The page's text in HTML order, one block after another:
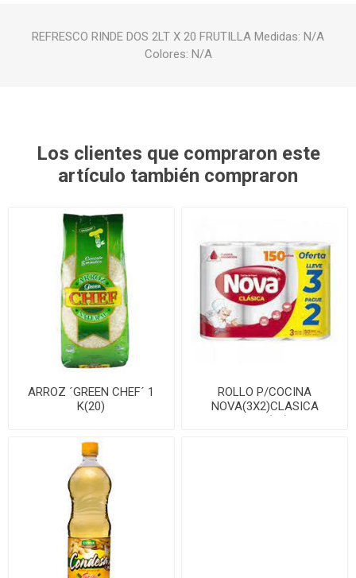
REFRESCO RINDE DOS 2LT X 20 FRUTILLA Medidas: N/A
Colores: N/A
Los clientes que compraron este
artículo también compraron
ARROZ ´GREEN CHEF´ 1
K(20)
ROLLO P/COCINA
NOVA(3X2)CLASICA
100P(10)